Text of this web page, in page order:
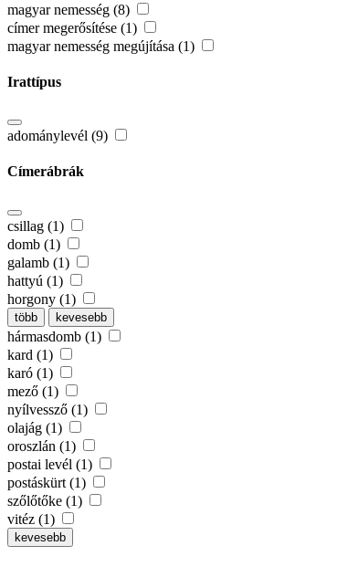
magyar nemesség (8)
címer megerősítése (1)
magyar nemesség megújítása (1)
Irattípus
adománylevél (9)
Címerábrák
csillag (1)
domb (1)
galamb (1)
hattyú (1)
horgony (1)
több kevesebb
hármasdomb (1)
kard (1)
karó (1)
mező (1)
nyílvessző (1)
olajág (1)
oroszlán (1)
postai levél (1)
postáskürt (1)
szőlőtőke (1)
vitéz (1)
kevesebb